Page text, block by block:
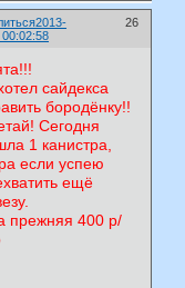
26
2013-
сайдекса
бородёнку!!
Сегодня
1 канистра,
если успею
ещё
прежняя 400 р/